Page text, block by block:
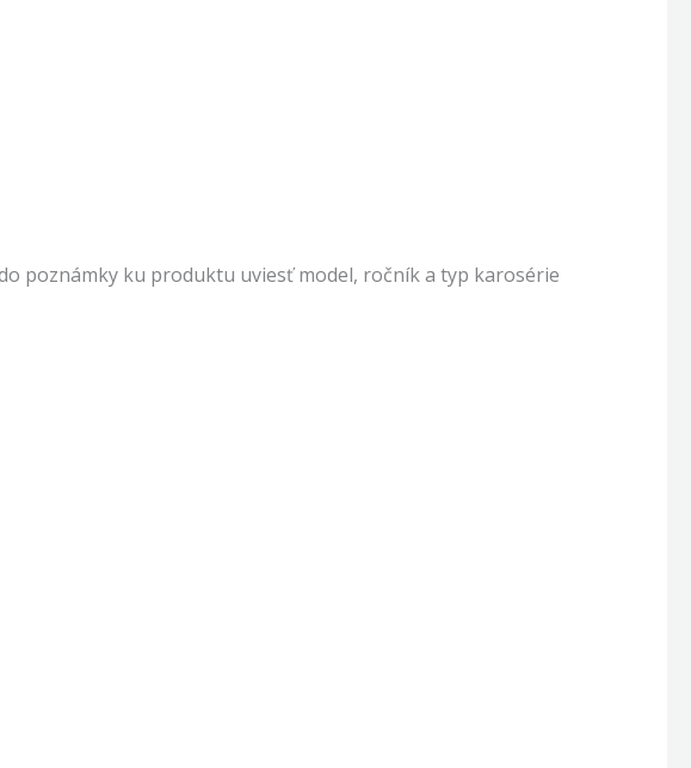
poznámky ku produktu uviesť model, ročník a typ karosérie